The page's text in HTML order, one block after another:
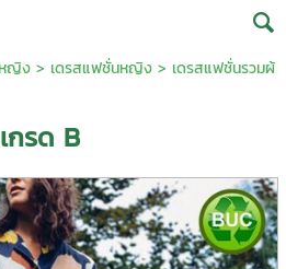
ญิง> เดรสแฟชั่นหญิง> เดรสแฟชั่นรวมผ้
กรด B